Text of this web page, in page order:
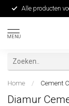
Alle producten
MENU
Home / Cement
Diamur